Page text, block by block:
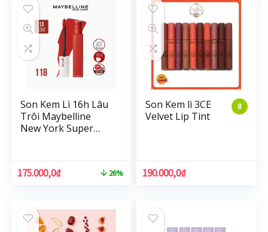
Son Kem Lì 16h Lâu
Trôi Maybelline
New York Super
175.000,0₫ 26%
8
Son Kem lì 3CE
Velvet Lip Tint
190.000,0₫